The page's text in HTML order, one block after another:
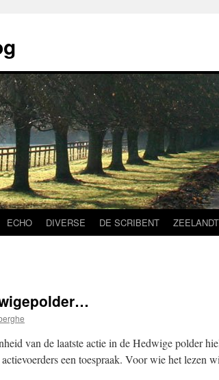
ECHO DIVERSE DE SCRIBENT
van de laatste actie in de Hedwige polder
een toespraak. Voor wie het lezen